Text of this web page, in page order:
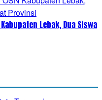
Lebak, Dua Siswa